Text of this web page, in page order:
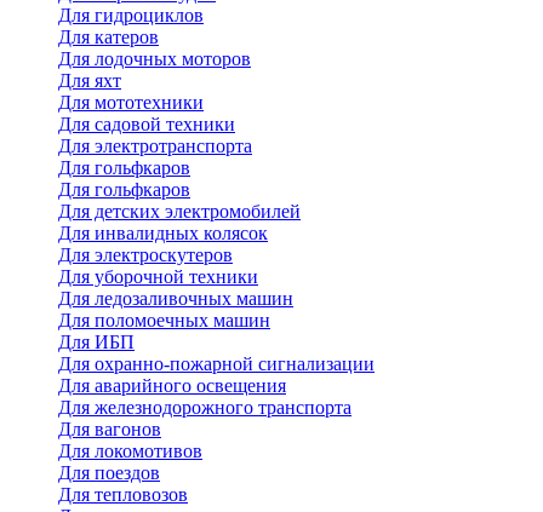
Для гидроциклов
Для катеров
Для лодочных моторов
Для яхт
Для мототехники
Для садовой техники
Для электротранспорта
Для гольфкаров
Для гольфкаров
Для детских электромобилей
Для инвалидных колясок
Для электроскутеров
Для уборочной техники
Для ледозаливочных машин
Для поломоечных машин
Для ИБП
Для охранно-пожарной сигнализации
Для аварийного освещения
Для железнодорожного транспорта
Для вагонов
Для локомотивов
Для поездов
Для тепловозов